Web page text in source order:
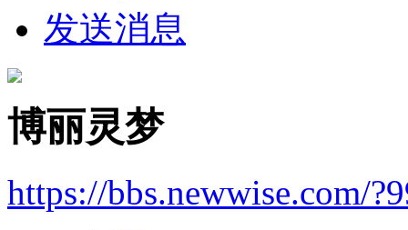
发送消息
博丽灵梦
https://bbs.newwise.com/